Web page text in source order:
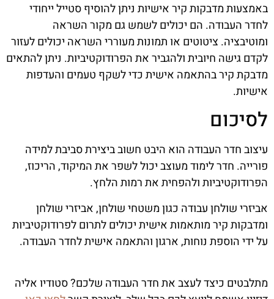
באמצעות מדבקות קיר אישיות ניתן להוסיף סטייל ייחודי
לחדר העבודה. הם יכולים לשמש גם מקור השראה
ומוטיבציה. ציטוטים או תמונות מעוררי השראה יכולים לעזור
לקדם גישה חיובית ולהגביר את הפרודוקטיביות. ניתן להתאים
מדבקת קיר בהתאמה אישית כדי לשקף טעמים והעדפות
אישיות.
לסיכום
עיצוב חדר העבודה הוא היבט חשוב ביצירת סביבת למידה
פורייה. חדר לימוד מעוצב יכול לשפר את המיקוד, הריכוז,
הפרודוקטיביות ולהפחית את רמות הלחץ.
אביזרי שולחן עבודה כגון משטחי שולחן, אביזרי שולחן
ומדבקות קיר מותאמות אישית יכולים לתרום לפרודוקטיביות
על ידי הוספת נוחות, ארגון והתאמה אישית לחדר העבודה.
מתלבטים כיצד לעצב את חדר העבודה שלכם? סטודיו אליה